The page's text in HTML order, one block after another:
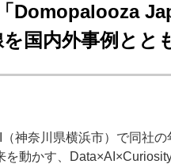
刷 印刷通販 SDGs・地域
Domopalooza
内外事例とと
神奈川県横浜市）で同社
動かす、